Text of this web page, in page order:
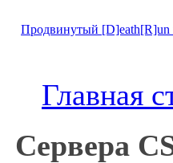
Продвинутый [D]eath[R]un
Главная
Сервера